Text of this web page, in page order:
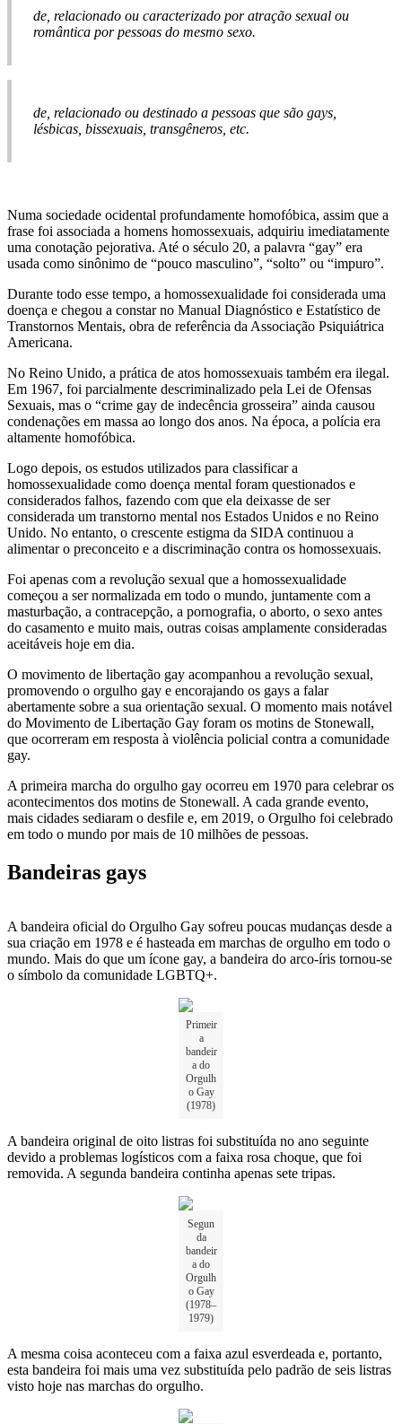
de, relacionado ou caracterizado por atração sexual ou
romântica por pessoas do mesmo sexo.
de, relacionado ou destinado a pessoas que são gays,
lésbicas, bissexuais, transgêneros, etc.
Numa sociedade ocidental profundamente homofóbica, assim que a
frase foi associada a homens homossexuais, adquiriu imediatamente
uma conotação pejorativa. Até o século 20, a palavra “gay” era
usada como sinônimo de “pouco masculino”, “solto” ou “impuro”.
Durante todo esse tempo, a homossexualidade foi considerada uma
doença e chegou a constar no Manual Diagnóstico e Estatístico de
Transtornos Mentais, obra de referência da Associação Psiquiátrica
Americana.
No Reino Unido, a prática de atos homossexuais também era ilegal.
Em 1967, foi parcialmente descriminalizado pela Lei de Ofensas
Sexuais, mas o “crime gay de indecência grosseira” ainda causou
condenações em massa ao longo dos anos. Na época, a polícia era
altamente homofóbica.
Logo depois, os estudos utilizados para classificar a
homossexualidade como doença mental foram questionados e
considerados falhos, fazendo com que ela deixasse de ser
considerada um transtorno mental nos Estados Unidos e no Reino
Unido. No entanto, o crescente estigma da SIDA continuou a
alimentar o preconceito e a discriminação contra os homossexuais.
Foi apenas com a revolução sexual que a homossexualidade
começou a ser normalizada em todo o mundo, juntamente com a
masturbação, a contracepção, a pornografia, o aborto, o sexo antes
do casamento e muito mais, outras coisas amplamente consideradas
aceitáveis hoje em dia.
O movimento de libertação gay acompanhou a revolução sexual,
promovendo o orgulho gay e encorajando os gays a falar
abertamente sobre a sua orientação sexual. O momento mais notável
do Movimento de Libertação Gay foram os motins de Stonewall,
que ocorreram em resposta à violência policial contra a comunidade
gay.
A primeira marcha do orgulho gay ocorreu em 1970 para celebrar os
acontecimentos dos motins de Stonewall. A cada grande evento,
mais cidades sediaram o desfile e, em 2019, o Orgulho foi celebrado
em todo o mundo por mais de 10 milhões de pessoas.
Bandeiras gays
A bandeira oficial do Orgulho Gay sofreu poucas mudanças desde a
sua criação em 1978 e é hasteada em marchas de orgulho em todo o
mundo. Mais do que um ícone gay, a bandeira do arco-íris tornou-se
o símbolo da comunidade LGBTQ+.
Primeir
a
bandeir
a do
Orgulh
o Gay
(1978)
A bandeira original de oito listras foi substituída no ano seguinte
devido a problemas logísticos com a faixa rosa choque, que foi
removida. A segunda bandeira continha apenas sete tripas.
Segun
da
bandeir
a do
Orgulh
o Gay
(1978–
1979)
A mesma coisa aconteceu com a faixa azul esverdeada e, portanto,
esta bandeira foi mais uma vez substituída pelo padrão de seis listras
visto hoje nas marchas do orgulho.